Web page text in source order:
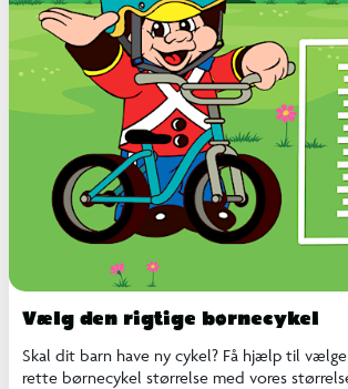
Vælg den rigtige børnecykel
Skal dit barn have ny cykel? Få hjælp til
rette børnecykel størrelse med vores